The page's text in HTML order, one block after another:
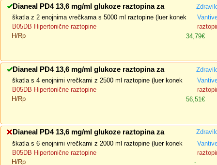
Dianeal PD4 13,6 mg/ml glukoze raztopina za
škatla z 2 enojnima vrečkama s 5000 ml raztopine (luer konek
B05DB Hipertonične raztopine
H/Rp
34,79€
Dianeal PD4 13,6 mg/ml glukoze raztopina za
škatla s 4 enojnimi vrečkami z 2500 ml raztopine (luer konek
B05DB Hipertonične raztopine
H/Rp
56,51€
Dianeal PD4 13,6 mg/ml glukoze raztopina za
škatla s 6 enojnimi vrečkami z 2000 ml raztopine (luer konek
B05DB Hipertonične raztopine
H/Rp
-